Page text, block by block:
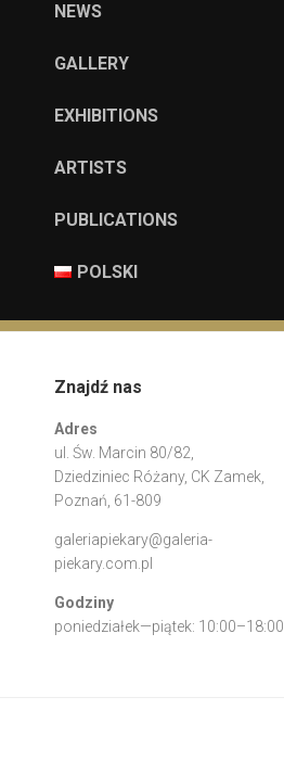
NEWS
GALLERY
EXHIBITIONS
ARTISTS
PUBLICATIONS
POLSKI
Znajdź nas
Adres
ul. Św. Marcin 80/82,
Dziedziniec Różany, CK Zamek,
Poznań, 61-809
galeriapiekary@galeria-
piekary.com.pl
Godziny
poniedziałek—piątek: 10:00–18:00